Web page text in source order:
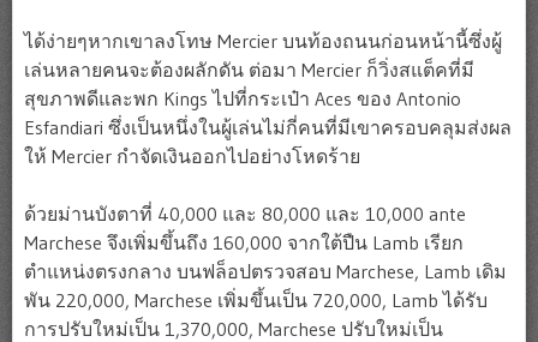
ได้ง่ายๆหากเขาลงโทษ Mercier บนท้องถนนก่อนหน้านี้ซึ่งผู้
เล่นหลายคนจะต้องผลักดัน ต่อมา Mercier ก็วิ่งสแต็คที่มี
สุขภาพดีและพก Kings ไปที่กระเป๋า Aces ของ Antonio
Esfandiari ซึ่งเป็นหนึ่งในผู้เล่นไม่กี่คนที่มีเขาครอบคลุมส่งผล
ให้ Mercier กำจัดเงินออกไปอย่างโหดร้าย
ด้วยม่านบังตาที่ 40,000 และ 80,000 และ 10,000 ante
Marchese จึงเพิ่มขึ้นถึง 160,000 จากใต้ปืน Lamb เรียก
ตำแหน่งตรงกลาง บนฟล็อปตรวจสอบ Marchese, Lamb เดิม
พัน 220,000, Marchese เพิ่มขึ้นเป็น 720,000, Lamb ได้รับ
การปรับใหม่เป็น 1,370,000, Marchese ปรับใหม่เป็น